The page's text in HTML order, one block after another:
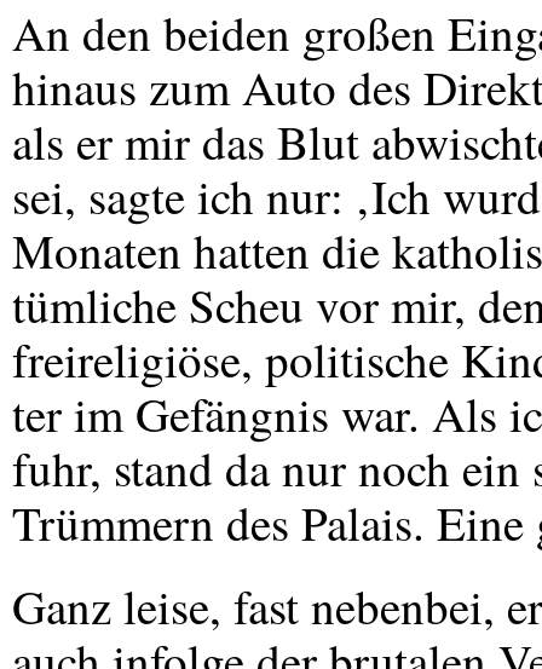
An den beiden großen
hinaus zum Auto des
als er mir das Blut
sei, sagte ich nur: ‚Ich
Monaten hatten die
tümliche Scheu vor mir,
freireligiöse, politische
ter im Gefängnis war. Als
fuhr, stand da nur noch
Trümmern des Palais.
Ganz leise, fast nebenbei,